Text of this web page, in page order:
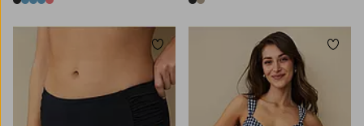
5 kleuren 2 kleuren
Toevoegen aan favorieten